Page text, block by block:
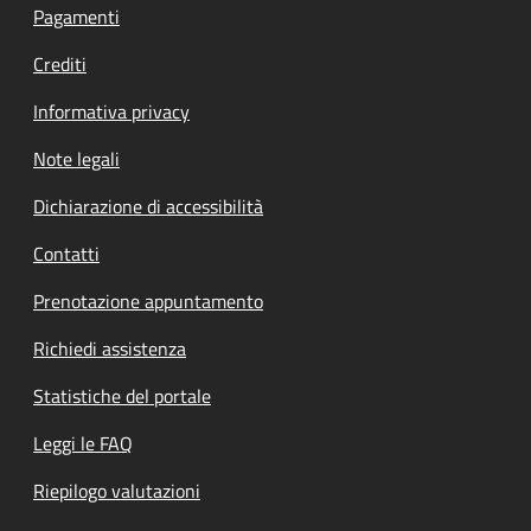
Pagamenti
Crediti
Informativa privacy
Note legali
Dichiarazione di accessibilità
Contatti
Prenotazione appuntamento
Richiedi assistenza
Statistiche del portale
Leggi le FAQ
Riepilogo valutazioni